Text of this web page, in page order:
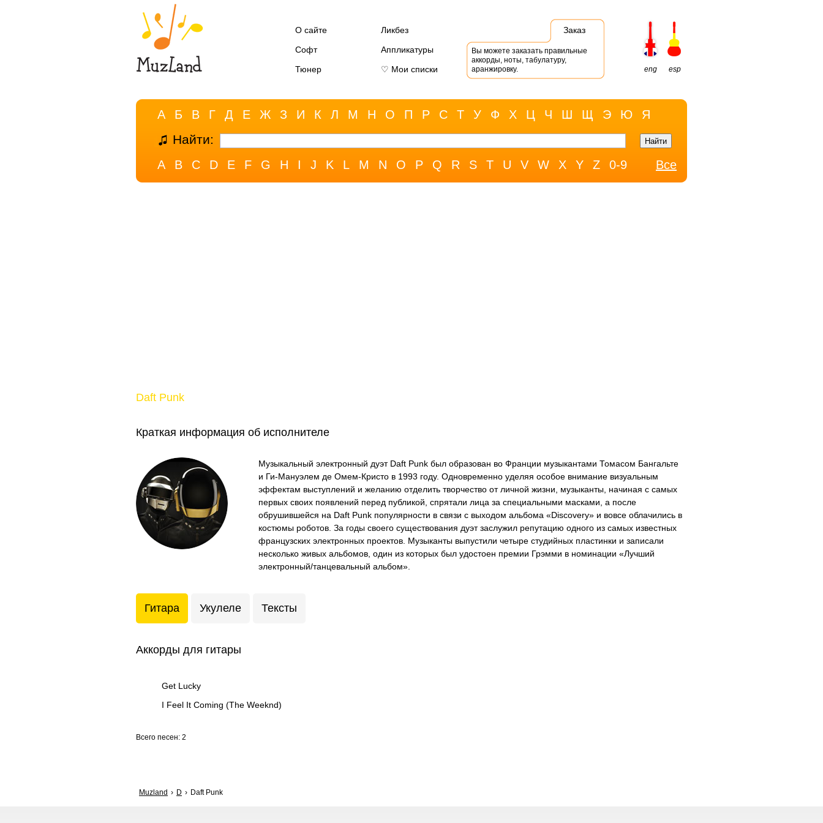
О сайте
Ликбез
Софт
Аппликатуры
Тюнер
♡ Мои списки
Заказ
Вы можете заказать правильные
аккорды, ноты, табулатуру,
аранжировку.
eng esp
А Б В Г Д Е Ж З И К Л М Н О П Р С Т У Ф Х Ц Ч Ш Щ Э Ю Я
Найти:
A B C D E F G H I J K L M N O P Q R S T U V W X Y Z 0-9 Все
Daft Punk
Краткая информация об исполнителе
Музыкальный электронный дуэт Daft Punk был образован во Франции музыкантами Томасом Бангальте
и Ги-Мануэлем де Омем-Кристо в 1993 году. Одновременно уделяя особое внимание визуальным
эффектам выступлений и желанию отделить творчество от личной жизни, музыканты, начиная с самых
первых своих появлений перед публикой, спрятали лица за специальными масками, а после
обрушившейся на Daft Punk популярности в связи с выходом альбома «Discovery» и вовсе облачились в
костюмы роботов. За годы своего существования дуэт заслужил репутацию одного из самых известных
французских электронных проектов. Музыканты выпустили четыре студийных пластинки и записали
несколько живых альбомов, один из которых был удостоен премии Грэмми в номинации «Лучший
электронный/танцевальный альбом».
Гитара Укулеле Тексты
Аккорды для гитары
Get Lucky
I Feel It Coming (The Weeknd)
Всего песен: 2
Muzland D Daft Punk